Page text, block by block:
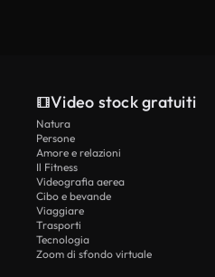
Video stock gratuiti
Natura
Persone
Amore e relazioni
Il Fitness
Videografia aerea
Cibo e bevande
Viaggiare
Trasporti
Tecnologia
Zoom di sfondo virtuale